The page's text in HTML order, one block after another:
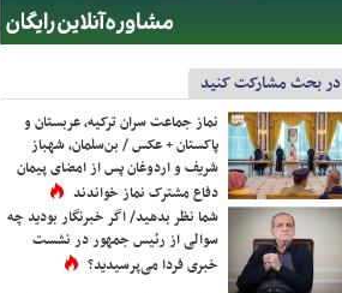
در بحث مشارکت کنید
نماز جماعت سران ترکیه، عربستان و
پاکستان + عکس / بن‌سلمان، شهباز
شریف و اردوغان پس از امضای پیمان
دفاع مشترک نماز خواندند
شما نظر بدهید/ اگر خبرنگار بودید چه
سوالی از رئیس جمهور در نشست
خبری فردا می‌پرسیدید؟